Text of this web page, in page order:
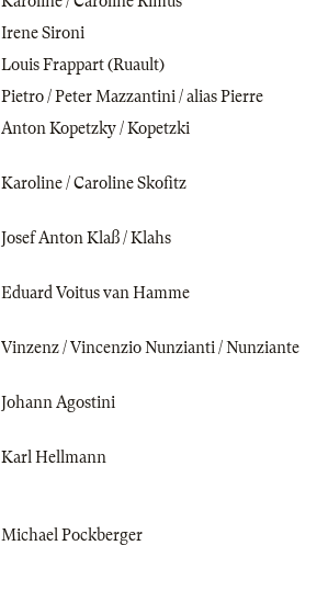
Irene Sironi
Louis Frappart (Ruault)
Pietro / Peter Mazzantini / alias Pierre
Anton Kopetzky / Kopetzki
Karoline / Caroline Skofitz
Josef Anton Klaß / Klahs
Eduard Voitus van Hamme
Vinzenz / Vincenzio Nunzianti / Nunziante
Johann Agostini
Karl Hellmann
Michael Pockberger